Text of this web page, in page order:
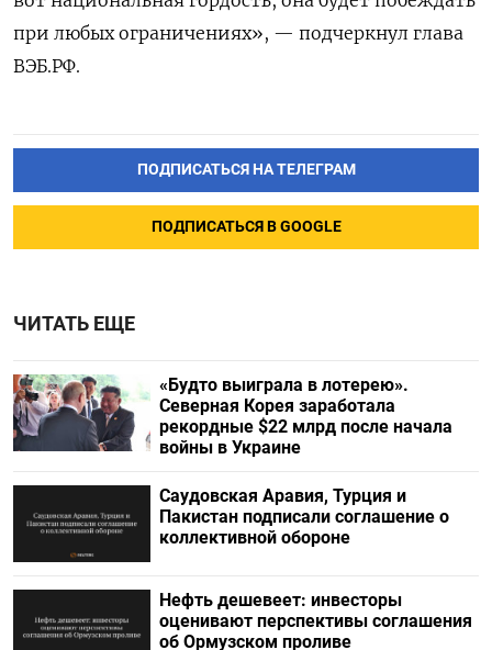
при любых ограничениях», — подчеркнул глава
ВЭБ.РФ.
ПОДПИСАТЬСЯ НА ТЕЛЕГРАМ
ПОДПИСАТЬСЯ В GOOGLE
ЧИТАТЬ ЕЩЕ
«Будто выиграла в лотерею».
Северная Корея заработала
рекордные $22 млрд после начала
войны в Украине
Саудовская Аравия, Турция и
Пакистан подписали соглашение о
коллективной обороне
Нефть дешевеет: инвесторы
оценивают перспективы соглашения
об Ормузском проливе